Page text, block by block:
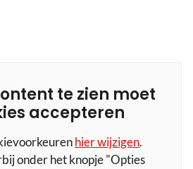
te zien moet
accepteren
hier wijzigen.
onder het knopje "Opties